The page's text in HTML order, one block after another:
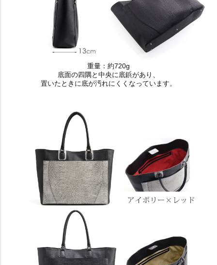
重量：約720g
底面の四隅と中央に底鋲があり、
置いたときに底が汚れにくくなっています。